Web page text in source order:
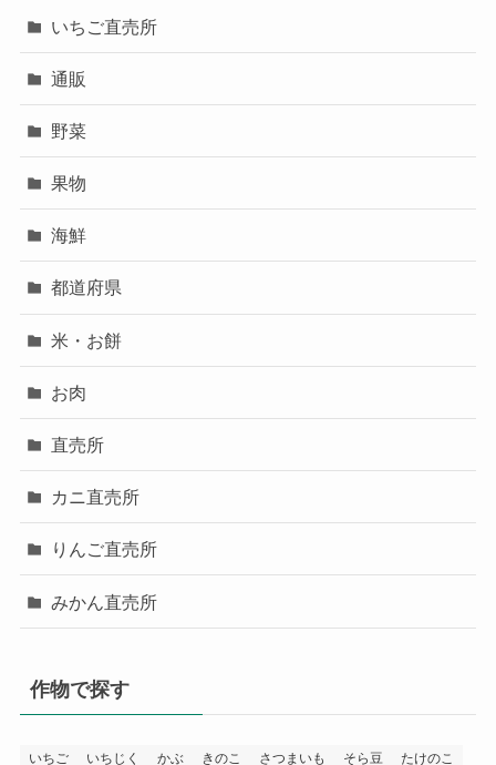
いちご直売所
通販
野菜
果物
海鮮
都道府県
米・お餅
お肉
直売所
カニ直売所
りんご直売所
みかん直売所
作物で探す
いちご いちじく かぶ きのこ さつまいも そら豆 たけのこ